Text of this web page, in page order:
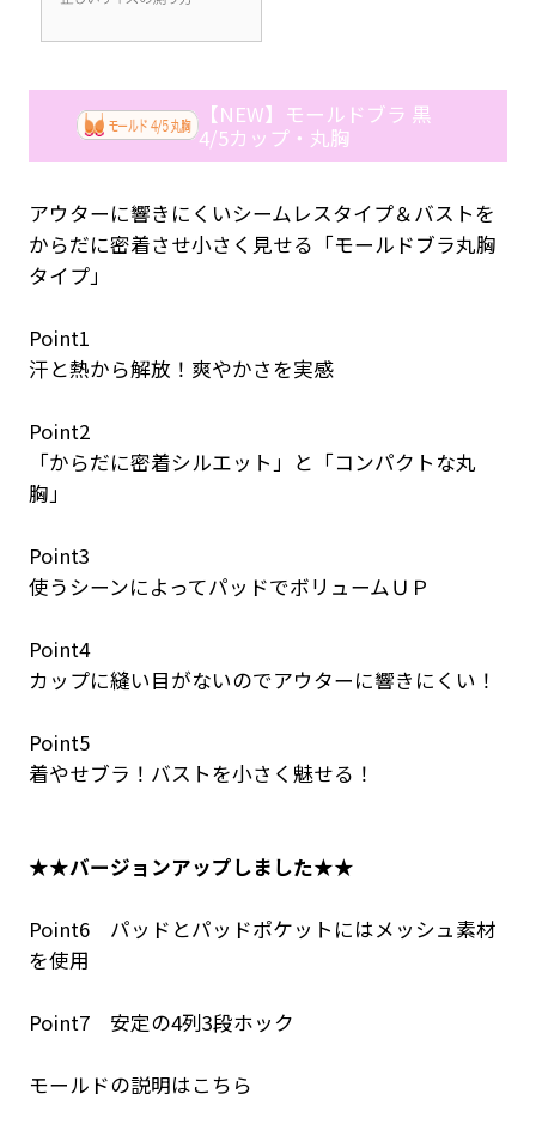
【NEW】モールドブラ 黒
4/5カップ・丸胸
アウターに響きにくいシームレスタイプ＆バストを
からだに密着させ小さく見せる「モールドブラ丸胸
タイプ」
Point1
汗と熱から解放！爽やかさを実感
Point2
「からだに密着シルエット」と「コンパクトな丸
胸」
Point3
使うシーンによってパッドでボリュームＵＰ
Point4
カップに縫い目がないのでアウターに響きにくい！
Point5
着やせブラ！バストを小さく魅せる！
★★バージョンアップしました★★
Point6 パッドとパッドポケットにはメッシュ素材
を使用
Point7 安定の4列3段ホック
モールドの説明はこちら